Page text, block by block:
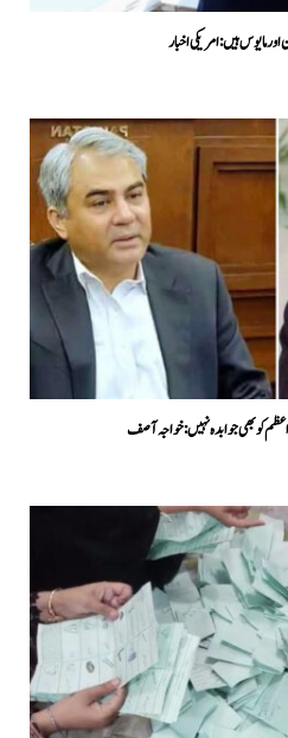
مایوس ہیں: امریکی اخبار
کو بھی جوابدہ نہیں: خواجہ آصف